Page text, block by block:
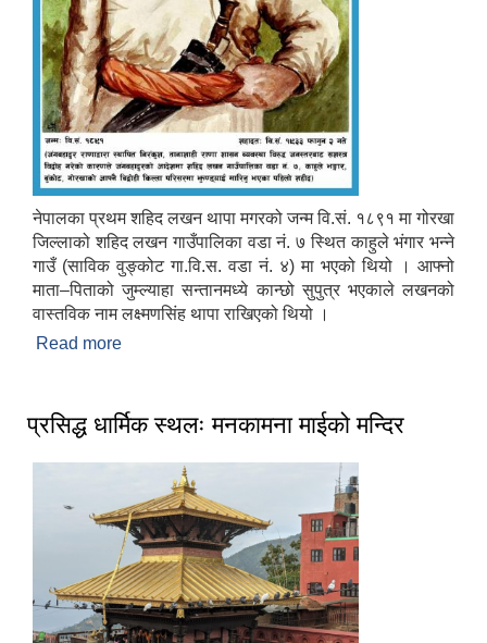
नेपालका प्रथम शहिद लखन थापा मगरको जन्म वि.सं. १८९१ मा गोरखा
जिल्लाको शहिद लखन गाउँपालिका वडा नं. ७ स्थित काहुले भंगार भन्ने
गाउँ (साविक वुङ्कोट गा.वि.स. वडा नं. ४) मा भएको थियो । आफ्नो
माता–पिताको जुम्ल्याहा सन्तानमध्ये कान्छो सुपुत्र भएकाले लखनको
वास्तविक नाम लक्ष्मणसिंह थापा राखिएको थियो ।
Read more
प्रसिद्ध धार्मिक स्थलः मनकामना माईको मन्दिर